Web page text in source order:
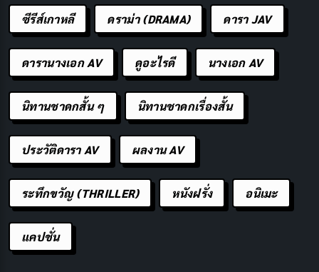
เมื่อเตรียมตัวพร้อมแล้ว ก็ถึงเวลาเข้าสู่ขั้นตอนการบวช ขั้น
ตอนเหล่านี้มีความสำคัญและต้องปฏิบัติตามอย่างถูกต้อง
การขออนุญาต:
ขออนุญาตจากพ่อแม่หรือผู้ปกครอง
การเตรียมสถานที่:เตรียมวัดหรือสถานที่ที่เหมาะสม
สำหรับการบวช
พิธีโกนผม:
พิธีขอขมา:
ซีรีส์เกาหลี ดราม่า (DRAMA) ดารา JAV
ดารานางเอก AV ดูอะไรดี นางเอก AV
นิทานชาดกสั้น ๆ นิทานชาดกเรื่องสั้น
ประวัติดารา AV ผลงาน AV
ระทึกขวัญ (THRILLER) หนังฝรั่ง อนิเมะ
แคปชั่น